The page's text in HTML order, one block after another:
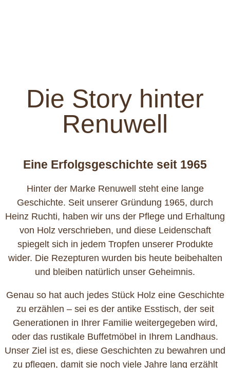
Die Story hinter
Renuwell
Eine Erfolgsgeschichte seit 1965
Hinter der Marke Renuwell steht eine lange
Geschichte. Seit unserer Gründung 1965, durch
Heinz Ruchti, haben wir uns der Pflege und Erhaltung
von Holz verschrieben, und diese Leidenschaft
spiegelt sich in jedem Tropfen unserer Produkte
wider. Die Rezepturen wurden bis heute beibehalten
und bleiben natürlich unser Geheimnis.
Genau so hat auch jedes Stück Holz eine Geschichte
zu erzählen – sei es der antike Esstisch, der seit
Generationen in Ihrer Familie weitergegeben wird,
oder das rustikale Buffetmöbel in Ihrem Landhaus.
Unser Ziel ist es, diese Geschichten zu bewahren und
zu pflegen, damit sie noch viele Jahre lang erzählt